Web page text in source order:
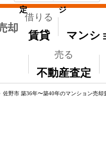
却
借りる
賃貸 マンシ
売る
不動産査定
定 ジ
佐野市 築36年〜築40年のマンション売却